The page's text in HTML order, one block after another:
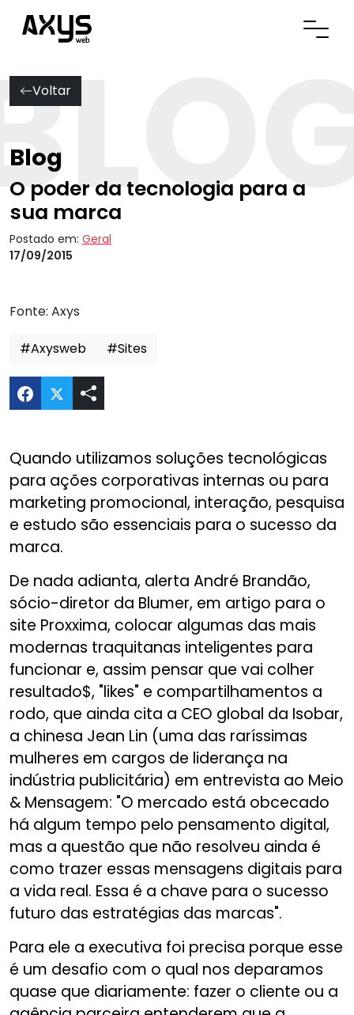
Abrir
Voltar
Blog
O poder da tecnologia para a
sua marca
Postado em: Geral
17/09/2015
Fonte: Axys
#Axysweb #Sites
Compartilhar O poder da tecnologia para a sua
Quando utilizamos soluções tecnológicas
para ações corporativas internas ou para
marketing promocional, interação, pesquisa
e estudo são essenciais para o sucesso da
marca.
De nada adianta, alerta André Brandão,
sócio-diretor da Blumer, em artigo para o
site Proxxima, colocar algumas das mais
modernas traquitanas inteligentes para
funcionar e, assim pensar que vai colher
resultado$, "likes" e compartilhamentos a
rodo, que ainda cita a CEO global da Isobar,
a chinesa Jean Lin (uma das raríssimas
mulheres em cargos de liderança na
indústria publicitária) em entrevista ao Meio
& Mensagem: "O mercado está obcecado
há algum tempo pelo pensamento digital,
mas a questão que não resolveu ainda é
como trazer essas mensagens digitais para
a vida real. Essa é a chave para o sucesso
futuro das estratégias das marcas".
Para ele a executiva foi precisa porque esse
é um desafio com o qual nos deparamos
quase que diariamente: fazer o cliente ou a